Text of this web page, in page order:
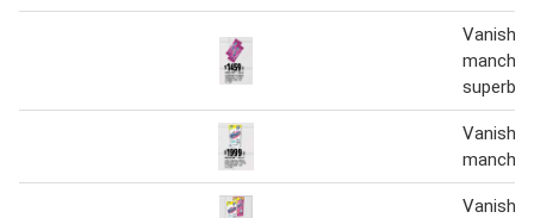
Vanish
manchas
Vanish
Vanish